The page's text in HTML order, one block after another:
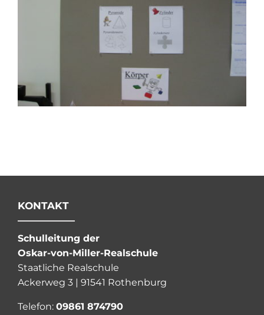
KONTAKT
Schulleitung der
Oskar-von-Miller-Realschule
Staatliche Realschule
Ackerweg 3 | 91541 Rothenburg
Telefon: 09861 874790